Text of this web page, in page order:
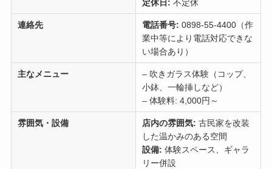
定休日: 不定休
連絡先 電話番号: 0898-55-4400（作
業中等により電話対応できな
い場合あり）
主なメニュー
– 吹きガラス体験（コップ、
小鉢、一輪挿しなど）
– 体験料: 4,000円～
雰囲気・設備 店内の雰囲気: 古民家を改装
した温かみのある空間
設備: 体験スペース、ギャラ
リー併設